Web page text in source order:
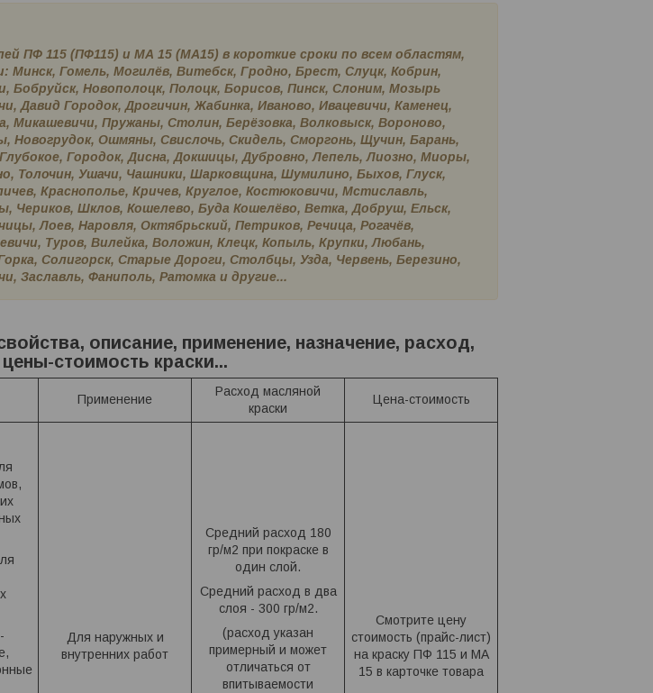
ПФ 115 (ПФ115) и МА 15 (МА15) в короткие сроки по всем областям,
Минск, Гомель, Могилёв, Витебск, Гродно, Брест, Слуцк, Кобрин,
Бобруйск, Новополоцк, Полоцк, Борисов, Пинск, Слоним, Мозырь
Давид Городок, Дрогичин, Жабинка, Иваново, Ивацевичи, Каменец,
Микашевичи, Пружаны, Столин, Берёзовка, Волковыск, Вороново,
Новогрудок, Ошмяны, Свислочь, Скидель, Сморгонь, Щучин, Барань,
Городок, Дисна, Докшицы, Дубровно, Лепель, Лиозно, Миоры,
Толочин, Ушачи, Чашники, Шарковщина, Шумилино, Быхов, Глуск,
Краснополье, Кричев, Круглое, Костюковичи, Мстиславль,
Чериков, Шклов, Кошелево, Буда Кошелёво, Ветка, Добруш, Ельск,
Лоев, Наровля, Октябрьский, Петриков, Речица, Рогачёв,
Туров, Вилейка, Воложин, Клецк, Копыль, Крупки, Любань,
Солигорск, Старые Дороги, Столбцы, Узда, Червень, Березино,
Заславль, Фаниполь, Ратомка и другие...
описание, применение, назначение, расход,
цены-стоимость краски...
Применение
Расход масляной
краски
Цена-стоимость
Для наружных и
внутренних работ
Средний расход 180
гр/м2 при покраске в
один слой.
Средний расход в два
слоя - 300 гр/м2.
(расход указан
примерный и может
отличаться от
впитываемости
Смотрите цену
стоимость (прайс-лист)
на краску ПФ 115 и МА
15 в карточке товара
Эмаль ТЕРРАКОТОВАЯ ПФ 115
ведро банка 2.7, 5, 6,
10, 20, 25, 50 кг л
6руб./кг
Краска FARBITEX ТЕРРАКОТОВАЯ 2.7
кг ПФ-115 и МА-15 Масляная Эмаль
7,20руб./кг
кг ПФ-115 и МА-15 Масляная